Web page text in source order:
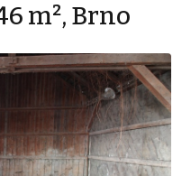
m², Brno